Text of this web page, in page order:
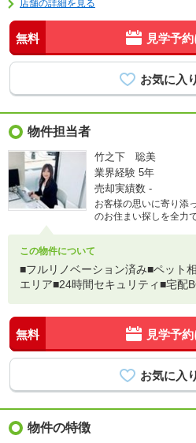
店舗の詳細を見る
無料 見学予
物件担当者
竹之下 聡美
業界経験 5年
売却実績数 -
お客様の思いに寄り添
のお住まい探しを全力
この物件について
■フルリノベーション済み■ペット
エリア■24時間セキュリティ■宅配
無料 見学予
物件の特徴